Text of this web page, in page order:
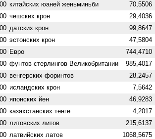
китайских юаней женьминьби 70,5506
чешских крон 29,4036
датских крон 99,8647
эстонских крон 47,5804
Евро 744,4710
фунтов стерлингов Велико­британии 985,4017
венгерских форинтов 28,2457
исландских крон 7,5642
японских йен 46,9283
казахстанских тенге 4,2017
литовских литов 215,6137
латвийских латов 1068,5675